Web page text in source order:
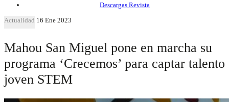
Descargas Revista
Actualidad 16 Ene 2023
Mahou San Miguel pone en marcha su
programa ‘Crecemos’ para captar talento
joven STEM